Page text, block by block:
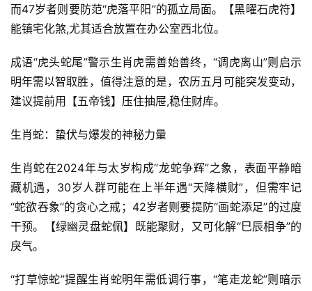
而47岁者则要防范“虎落平阳”的孤立局面。【黑曜石虎符】
能镇宅化煞,尤其适合放置在办公室西北位。
成语“虎头蛇尾”警示生肖虎需善始善终，“调虎离山”则启示
明年需以智取胜，值得注意的是，农历五月可能突发变动，
建议提前用【五帝钱】压住抽屉,稳住财库。
生肖蛇：蛰伏与爆发的神秘力量
生肖蛇在2024年与太岁构成“龙蛇争辉”之象，表面平静暗
藏机遇，30岁人群可能在上半年遇“天降横财”，但需牢记
“蛇欲吞象”的贪心之戒；42岁者则要提防“画蛇添足”的过度
干预。【绿幽灵盘蛇佩】既能聚财，又可化解“巳辰相争”的
戾气。
“打草惊蛇”提醒生肖蛇明年需低调行事，“笔走龙蛇”则暗示